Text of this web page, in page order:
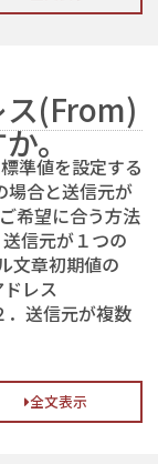
ス(From)
。
準値を設定する
場合と送信元が
希望に合う方法
信元が１つの
文章初期値の
レス
．送信元が複数
全文表示